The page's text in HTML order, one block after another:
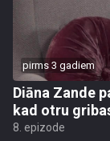
pirms 3 gadiem
Diāna Zande
kad otru
8. epizode